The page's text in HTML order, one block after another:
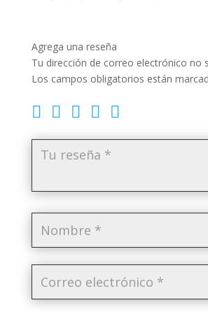
Agrega una reseña
Tu dirección de correo electrónico no
Los campos obligatorios están